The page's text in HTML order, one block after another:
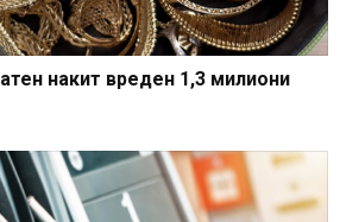
накит вреден 1,3 милиони